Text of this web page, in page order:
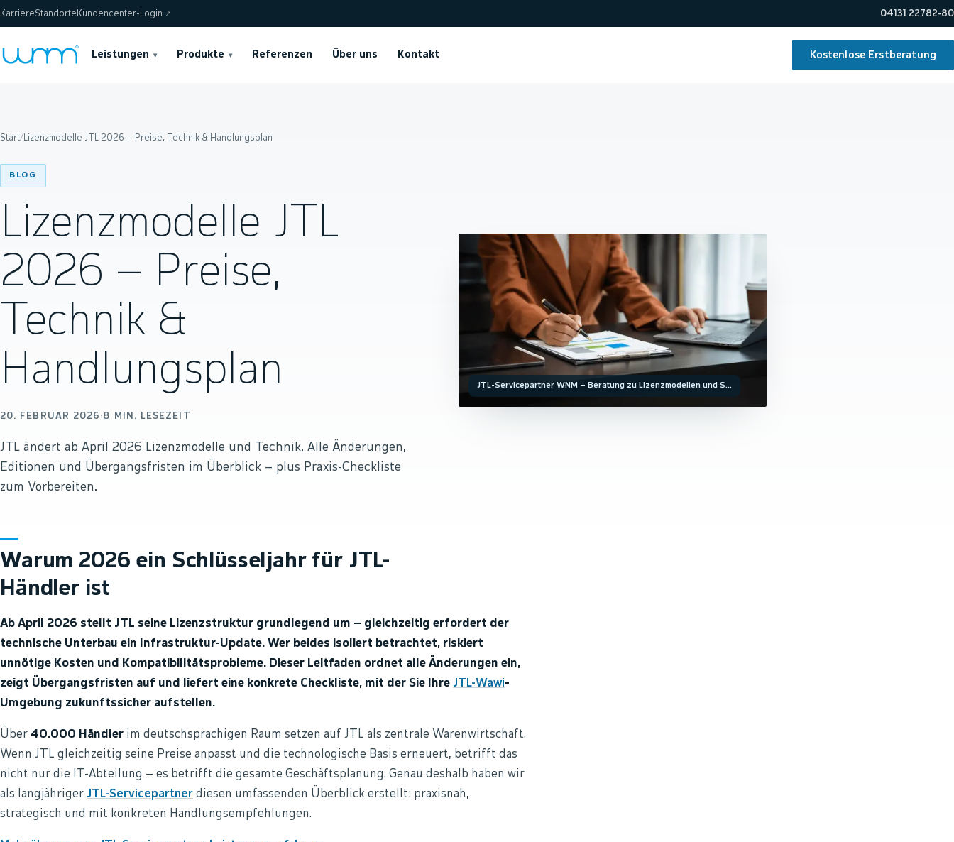
KarriereStandorte Kundencenter-Login ↗ 04131 22782-80
Leistungen ▾ Produkte ▾ Referenzen Über uns Kontakt Kostenlose Erstberatung
Start/ Lizenzmodelle JTL 2026 – Preise, Technik & Handlungsplan
BLOG
Lizenzmodelle JTL
2026 – Preise,
Technik &
Handlungsplan
20. FEBRUAR 2026 ·8 MIN. LESEZEIT
JTL ändert ab April 2026 Lizenzmodelle und Technik. Alle Änderungen,
Editionen und Übergangsfristen im Überblick – plus Praxis-Checkliste
zum Vorbereiten.
JTL-Servicepartner WNM – Beratung zu Lizenzmodellen und S…
Warum 2026 ein Schlüsseljahr für JTL-
Händler ist
Ab April 2026 stellt JTL seine Lizenzstruktur grundlegend um – gleichzeitig erfordert der
technische Unterbau ein Infrastruktur-Update. Wer beides isoliert betrachtet, riskiert
unnötige Kosten und Kompatibilitätsprobleme. Dieser Leitfaden ordnet alle Änderungen ein,
zeigt Übergangsfristen auf und liefert eine konkrete Checkliste, mit der Sie Ihre JTL-Wawi-
Umgebung zukunftssicher aufstellen.
Über 40.000 Händler im deutschsprachigen Raum setzen auf JTL als zentrale Warenwirtschaft.
Wenn JTL gleichzeitig seine Preise anpasst und die technologische Basis erneuert, betrifft das
nicht nur die IT-Abteilung – es betrifft die gesamte Geschäftsplanung. Genau deshalb haben wir
als langjähriger JTL-Servicepartner diesen umfassenden Überblick erstellt: praxisnah,
strategisch und mit konkreten Handlungsempfehlungen.